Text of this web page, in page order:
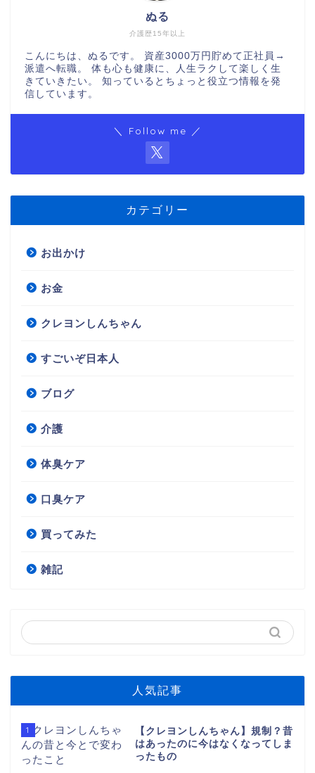
介護歴15年以上
ぬる
こんにちは、ぬるです。 資産3000万円貯めて正社員→
派遣へ転職。 体も心も健康に、人生ラクして楽しく生
きていきたい。 知っているとちょっと役立つ情報を発
信しています。
＼ Follow me ／
カテゴリー
お出かけ
お金
クレヨンしんちゃん
すごいぞ日本人
ブログ
介護
体臭ケア
口臭ケア
買ってみた
雑記
人気記事
1
【クレヨンしんちゃん】規制？昔
はあったのに今はなくなってしま
ったもの